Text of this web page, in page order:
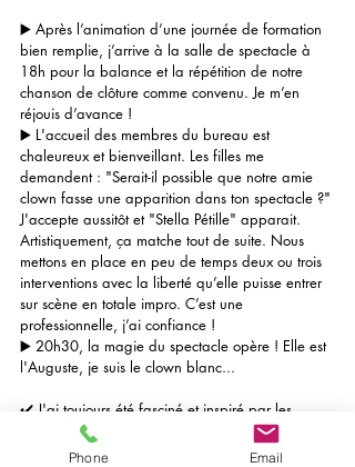
▶️ Après l’animation d’une journée de formation
bien remplie, j’arrive à la salle de spectacle à
18h pour la balance et la répétition de notre
chanson de clôture comme convenu. Je m’en
réjouis d’avance !
▶️ L'accueil des membres du bureau est
chaleureux et bienveillant. Les filles me
demandent : "Serait-il possible que notre amie
clown fasse une apparition dans ton spectacle ?"
J'accepte aussitôt et "Stella Pétille" apparait.
Artistiquement, ça matche tout de suite. Nous
mettons en place en peu de temps deux ou trois
interventions avec la liberté qu’elle puisse entrer
sur scène en totale impro. C’est une
professionnelle, j’ai confiance !
▶️ 20h30, la magie du spectacle opère ! Elle est
l'Auguste, je suis le clown blanc...
✔️ J'ai toujours été fasciné et inspiré par les
clowns, qui ont tant à enseigner à tous les
artistes. Cette expérience m'a plus que jamais
Phone Email